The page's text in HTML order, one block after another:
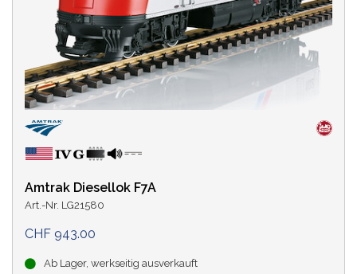
Amtrak Diesellok F7A
Art.-Nr. LG21580
CHF 943.00
Ab Lager, werkseitig ausverkauft